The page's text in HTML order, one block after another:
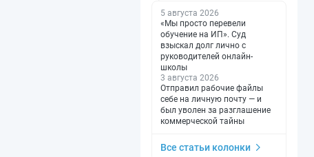
5 августа 2026
«Мы просто перевели
обучение на ИП». Суд
взыскал долг лично с
руководителей онлайн-
школы
3 августа 2026
Отправил рабочие файлы
себе на личную почту — и
был уволен за разглашение
коммерческой тайны
Все статьи колонки